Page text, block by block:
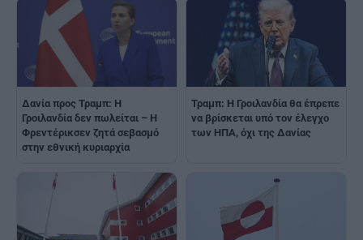
Δανία προς Τραμπ: Η
Γροιλανδία δεν πωλείται – Η
Φρεντέρικσεν ζητά σεβασμό
στην εθνική κυριαρχία
Τραμπ: Η Γροιλανδία θα έπρεπε
να βρίσκεται υπό τον έλεγχο
των ΗΠΑ, όχι της Δανίας